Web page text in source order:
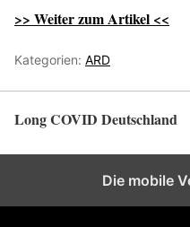
>> Weiter zum Artikel <<
Kategorien: ARD
Long COVID Deutschland
Die mobile